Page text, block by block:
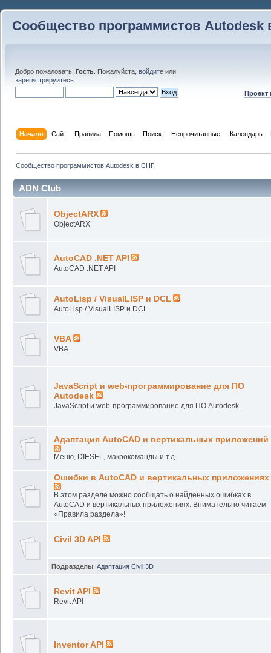
Сообщество программистов Autodesk
Добро пожаловать, Гость . Пожалуйста, войдите или
зарегистрируйтесь
Проект
Начало Сайт Правила Помощь Поиск Непрочитанные Календарь
Сообщество программистов Autodesk в СНГ
ADN Club
ObjectARX
ObjectARX
AutoCAD .NET API
AutoCAD .NET API
AutoLisp / VisualLISP и DCL
AutoLisp / VisualLISP и DCL
VBA
VBA
JavaScript и web-программирование для ПО
Autodesk
JavaScript и web-программирование для ПО Autodesk
Адаптация AutoCAD и вертикальных приложений
Меню, DIESEL, макрокоманды и т.д.
Ошибки в AutoCAD и вертикальных приложениях
В этом разделе можно сообщать о найденных ошибках в
AutoCAD и вертикальных приложениях. Внимательно читаем
«Правила раздела»!
Civil 3D API
Подразделы: Адаптация Civil 3D
Revit API
Revit API
Inventor API